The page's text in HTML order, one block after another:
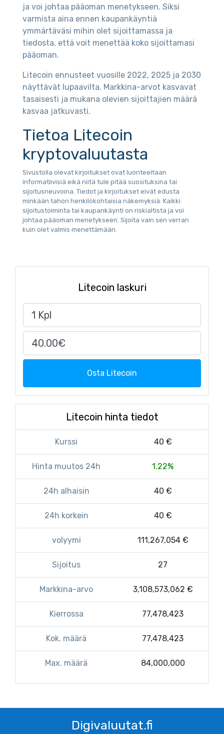
ja voi johtaa pääoman menetykseen. Siksi
varmista aina ennen kaupankäyntiä
ymmärtäväsi mihin olet sijoittamassa ja
tiedosta, että voit menettää koko sijoittamasi
pääoman.
Litecoin ennusteet vuosille 2022, 2025 ja 2030
näyttävät lupaavilta. Markkina-arvot kasvavat
tasaisesti ja mukana olevien sijoittajien määrä
kasvaa jatkuvasti.
Tietoa Litecoin
kryptovaluutasta
Sivustolla olevat kirjoitukset ovat luonteeltaan
informatiivisiä eikä niitä tule pitää suosituksina tai
sijoitusneuvoina. Tiedot ja kirjoitukset eivät edusta
minkään tahon henkilökohtaisia näkemyksiä. Kaikki
sijoitustoiminta tai kaupankäynti on riskialtista ja voi
johtaa pääoman menetykseen. Sijoita vain sen verran
kuin olet valmis menettämään.
Litecoin laskuri
Osta Litecoin
Litecoin hinta tiedot
Kurssi 40 €
Hinta muutos 24h 1.22%
24h alhaisin 40 €
24h korkein 40 €
volyymi 111,267,054 €
Sijoitus 27
Markkina-arvo 3,108,573,062 €
Kierrossa 77,478,423
Kok. määrä 77,478,423
Max. määrä 84,000,000
Digivaluutat.fi